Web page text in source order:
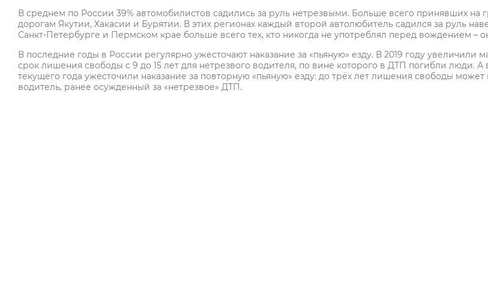
В среднем по России 39% автомобилистов садились за руль нетрезвыми. Больше всего принявших на
дорогам Якутии, Хакасии и Бурятии. В этих регионах каждый второй автолюбитель садился за руль
Санкт-Петербурге и Пермском крае больше всего тех, кто никогда не употреблял перед вождением –
В последние годы в России регулярно ужесточают наказание за «пьяную» езду. В 2019 году увеличили
срок лишения свободы с 9 до 15 лет для нетрезвого водителя, по вине которого в ДТП погибли люди. А
текущего года ужесточили наказание за повторную «пьяную» езду: до трёх лет лишения свободы может
водитель, ранее осужденный за «нетрезвое» ДТП.